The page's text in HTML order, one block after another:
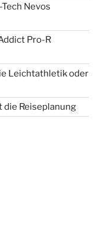
Nevos
Pro-R
Leichtathletik oder
Reiseplanung